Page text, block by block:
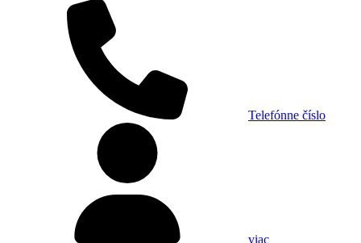
Telefónne číslo
viac